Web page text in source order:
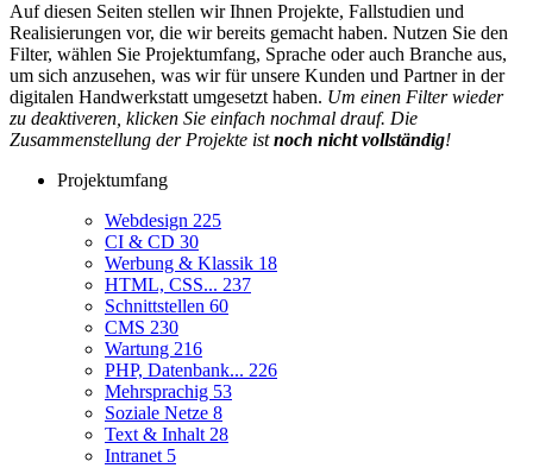
Auf diesen Seiten stellen wir Ihnen Projekte, Fallstudien und
Realisierungen vor, die wir bereits gemacht haben. Nutzen Sie den
Filter, wählen Sie Projektumfang, Sprache oder auch Branche aus,
um sich anzusehen, was wir für unsere Kunden und Partner in der
digitalen Handwerkstatt umgesetzt haben. Um einen Filter wieder
zu deaktiveren, klicken Sie einfach nochmal drauf. Die
Zusammenstellung der Projekte istnoch nicht vollständig!
Projektumfang
Webdesign 225
CI & CD 30
Werbung & Klassik 18
HTML, CSS... 237
Schnittstellen 60
CMS 230
Wartung 216
PHP, Datenbank... 226
Mehrsprachig 53
Soziale Netze 8
Text & Inhalt 28
Intranet 5